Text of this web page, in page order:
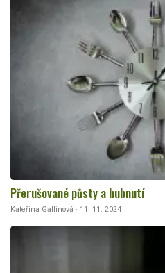
Přerušované půsty a hubnutí
Kateřina Gallinová · 11. 11. 2024